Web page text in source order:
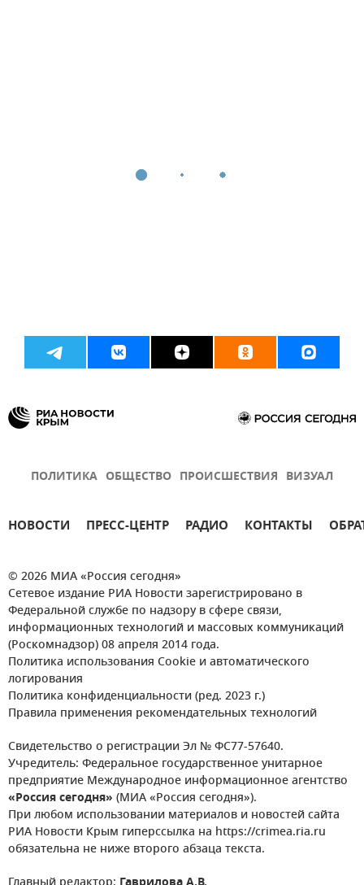
ПОЛИТИКА ОБЩЕСТВО ПРОИСШЕСТВИЯ ВИЗУАЛ
НОВОСТИ ПРЕСС-ЦЕНТР РАДИО КОНТАКТЫ
© 2026 МИА «Россия сегодня»
Сетевое издание РИА Новости зарегистрировано в
Федеральной службе по надзору в сфере связи,
информационных технологий и массовых коммуникаций
(Роскомнадзор) 08 апреля 2014 года.
Политика использования Cookie и автоматического
логирования
Политика конфиденциальности (ред. 2023 г.)
Правила применения рекомендательных технологий
Свидетельство о регистрации Эл № ФС77-57640.
Учредитель: Федеральное государственное унитарное
предприятие Международное информационное агентство
«Россия сегодня» (МИА «Россия сегодня»).
При любом использовании материалов и новостей сайта
РИА Новости Крым гиперссылка на https://crimea.ria.ru
обязательна не ниже второго абзаца текста.